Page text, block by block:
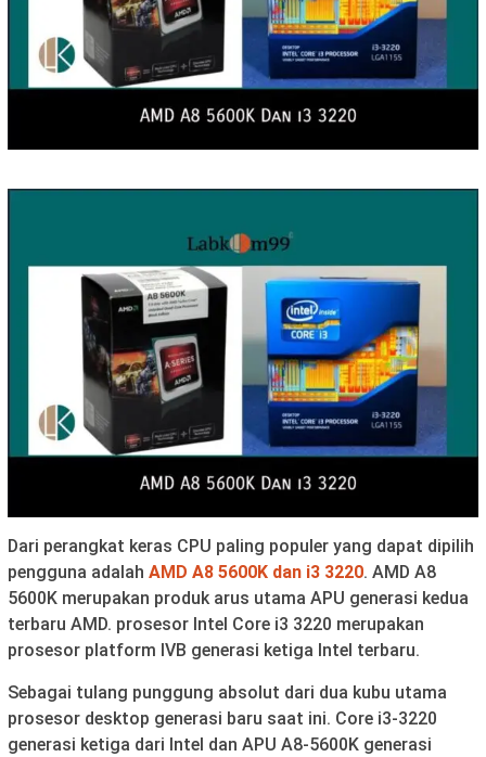
Dari perangkat keras CPU paling populer yang dapat dipilih
pengguna adalah AMD A8 5600K dan i3 3220. AMD A8
5600K merupakan produk arus utama APU generasi kedua
terbaru AMD. prosesor Intel Core i3 3220 merupakan
prosesor platform IVB generasi ketiga Intel terbaru.
Sebagai tulang punggung absolut dari dua kubu utama
prosesor desktop generasi baru saat ini. Core i3-3220
generasi ketiga dari Intel dan APU A8-5600K generasi